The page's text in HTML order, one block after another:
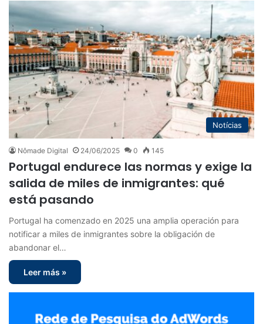
Notícias
Nômade Digital 24/06/2025 0 145
Portugal endurece las normas y exige la
salida de miles de inmigrantes: qué
está pasando
Portugal ha comenzado en 2025 una amplia operación para
notificar a miles de inmigrantes sobre la obligación de
abandonar el…
Leer más »